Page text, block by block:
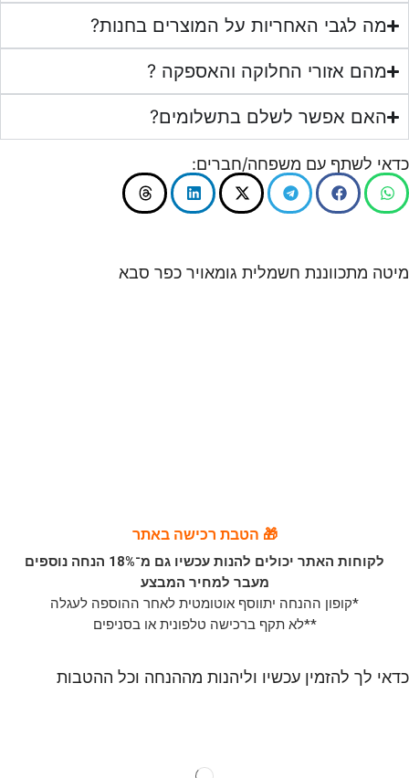
מה לגבי האחריות על המוצרים בחנות?
מהם אזורי החלוקה והאספקה ?
האם אפשר לשלם בתשלומים?
כדאי לשתף עם משפחה/חברים:
מיטה מתכווננת חשמלית גומאויר כפר סבא
🎁 הטבת רכישה באתר
לקוחות האתר יכולים להנות עכשיו גם מ־18% הנחה נוספים
מעבר למחיר המבצע
*קופון ההנחה יתווסף אוטומטית לאחר ההוספה לעגלה
**לא תקף ברכישה טלפונית או בסניפים
כדאי לך להזמין עכשיו וליהנות מההנחה וכל ההטבות